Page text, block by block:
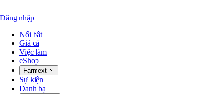
Đăng nhập
Nổi bật
Giá cả
Việc làm
eShop
Farmext
Sự kiện
Danh bạ